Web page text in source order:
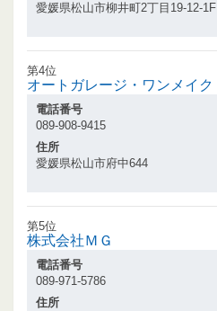
愛媛県松山市柳井町2丁目19-12-1F
第4位
オートガレージ・ワンメイク
電話番号
089-908-9415
住所
愛媛県松山市府中644
第5位
株式会社ＭＧ
電話番号
089-971-5786
住所